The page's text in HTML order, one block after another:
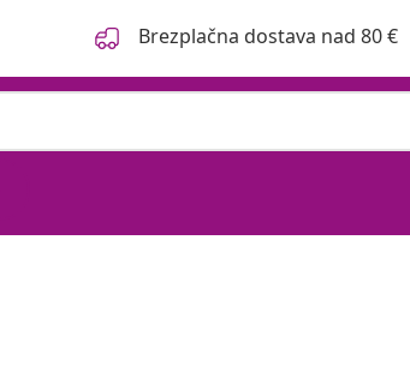
Brezplačna dostava nad 80 €